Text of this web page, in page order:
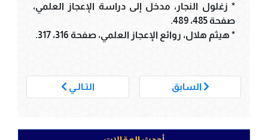
* زغلول النجار، مدخل إلى دراسة الإعجاز العلمي،
صفحة 485، 489.
* هيثم هلال، روائع الإعجاز العلمي، صفحة 316، 317.
السابق التـالـي